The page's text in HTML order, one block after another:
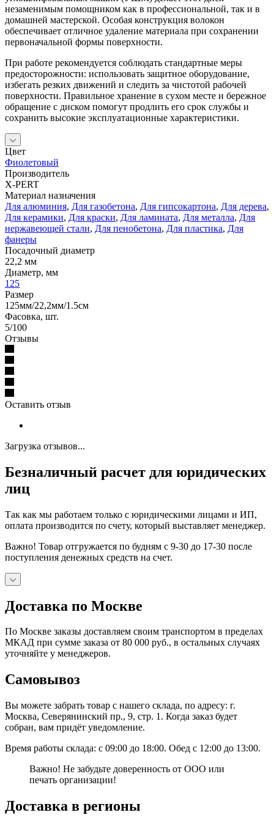
незаменимым помощником как в профессиональной, так и в
домашней мастерской. Особая конструкция волокон
обеспечивает отличное удаление материала при сохранении
первоначальной формы поверхности.
При работе рекомендуется соблюдать стандартные меры
предосторожности: использовать защитное оборудование,
избегать резких движений и следить за чистотой рабочей
поверхности. Правильное хранение в сухом месте и бережное
обращение с диском помогут продлить его срок службы и
сохранить высокие эксплуатационные характеристики.
Цвет
Фиолетовый
Производитель
X-PERT
Материал назначения
Для алюминия, Для газобетона, Для гипсокартона, Для дерева,
Для керамики, Для краски, Для ламината, Для металла, Для
нержавеющей стали, Для пенобетона, Для пластика, Для
фанеры
Посадочный диаметр
22,2 мм
Диаметр, мм
125
Размер
125мм/22,2мм/1.5см
Фасовка, шт.
5/100
Отзывы
Оставить отзыв
Загрузка отзывов...
Безналичный расчет для юридических
лиц
Так как мы работаем только с юридическими лицами и ИП,
оплата производится по счету, который выставляет менеджер.
Важно! Товар отгружается по будням с 9-30 до 17-30 после
поступления денежных средств на счет.
Доставка по Москве
По Москве заказы доставляем своим транспортом в пределах
МКАД при сумме заказа от 80 000 руб., в остальных случаях
уточняйте у менеджеров.
Самовывоз
Вы можете забрать товар с нашего склада, по адресу: г.
Москва, Северянинский пр., 9, стр. 1. Когда заказ будет
собран, вам придёт уведомление.
Время работы склада: с 09:00 до 18:00. Обед с 12:00 до 13:00.
Важно! Не забудьте доверенность от ООО или
печать организации!
Доставка в регионы